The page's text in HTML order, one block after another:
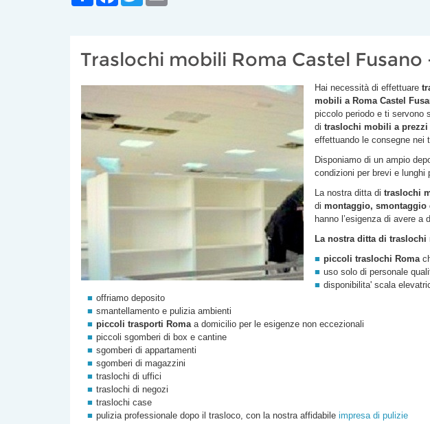
Traslochi mobili Roma Castel
Hai necessità di effettuare
mobili a Roma Castel
piccolo periodo e ti servono
di traslochi mobili a
effettuando le consegne nei
Disponiamo di un ampio
condizioni per brevi e lunghi
La nostra ditta di traslochi
di montaggio, smontaggio
hanno l’esigenza di avere a
La nostra ditta di
piccoli traslochi Roma
uso solo di personale
disponibilita' scala
offriamo deposito
smantellamento e pulizia ambienti
piccoli trasporti Romaa domicilio per le esigenze non eccezionali
piccoli sgomberi di box e cantine
sgomberi di appartamenti
sgomberi di magazzini
traslochi di uffici
traslochi di negozi
traslochi case
pulizia professionale dopo il trasloco, con la nostra affidabile impresa di pulizie